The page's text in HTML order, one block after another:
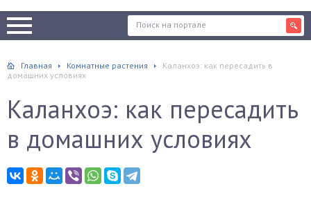
Главная Комнатные растения
Каланхоэ: как пересадить в
домашних условиях
Каланхоэ: как пересадить
в домашних условиях